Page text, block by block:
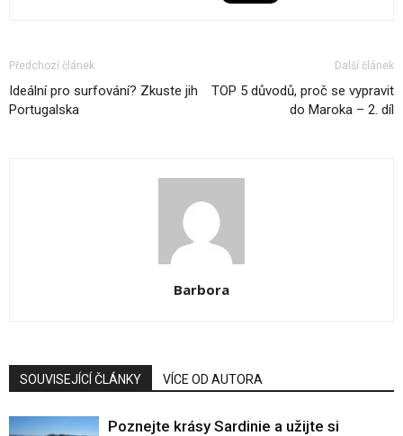
Předchozí článek
Ideální pro surfování? Zkuste jih
Portugalska
Další článek
TOP 5 důvodů, proč se vypravit
do Maroka – 2. díl
Barbora
SOUVISEJÍCÍ ČLÁNKY VÍCE OD AUTORA
Poznejte krásy Sardinie a užijte si